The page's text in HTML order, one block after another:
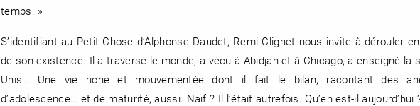
temps. »
S’identifiant au Petit Chose d’Alphonse Daudet, Remi Clignet nous invite à dérouler
de son existence. Il a traversé le monde, a vécu à Abidjan et à Chicago, a enseigné la
Unis… Une vie riche et mouvementée dont il fait le bilan, racontant des
d’adolescence… et de maturité, aussi. Naïf ? Il l’était autrefois. Qu’en est-il aujourd’hui